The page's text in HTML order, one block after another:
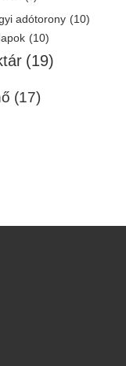
adótorony (10)
(10)
(19)
(17)